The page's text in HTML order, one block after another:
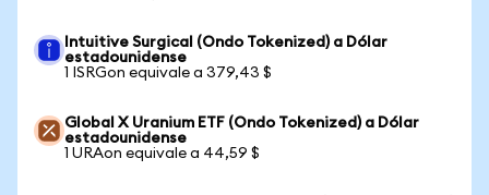
Intuitive Surgical (Ondo Tokenized) a Dólar
estadounidense
1 ISRGon equivale a 379,43 $
Global X Uranium ETF (Ondo Tokenized) a Dólar
estadounidense
1 URAon equivale a 44,59 $